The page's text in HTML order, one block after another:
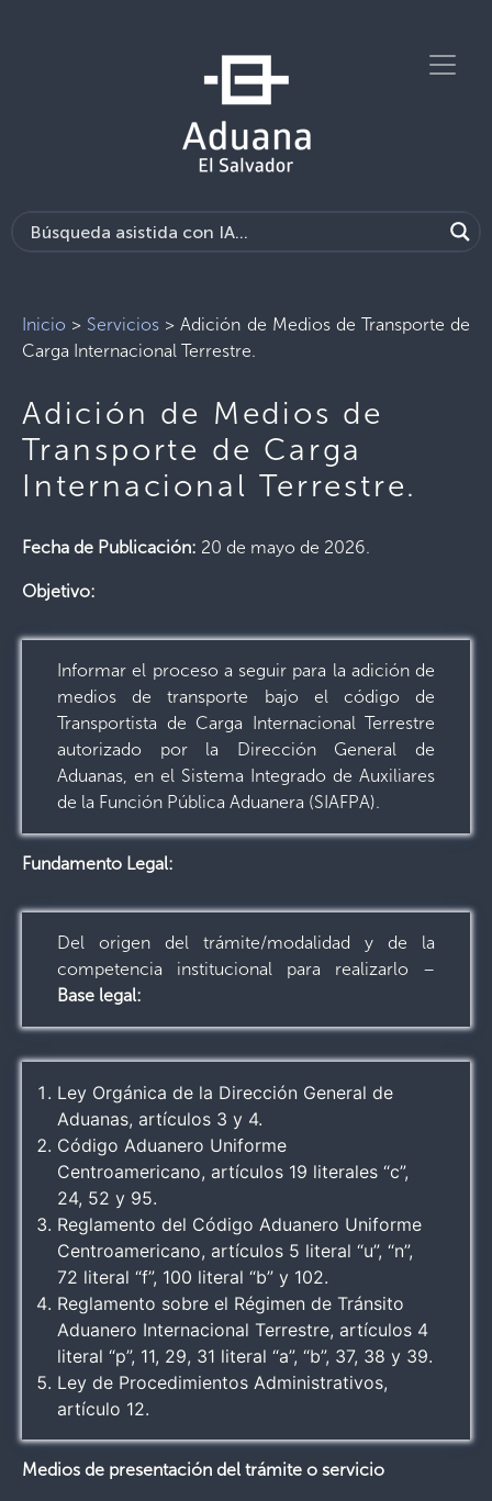
Inicio > Servicios >Adición de Medios de Transporte de
Carga Internacional Terrestre.
Adición de Medios de
Transporte de Carga
Internacional Terrestre.
Fecha de Publicación: 20 de mayo de 2026.
Objetivo:
Informar el proceso a seguir para la adición de
medios de transporte bajo el código de
Transportista de Carga Internacional Terrestre
autorizado por la Dirección General de
Aduanas, en el Sistema Integrado de Auxiliares
de la Función Pública Aduanera (SIAFPA).
Fundamento Legal:
Del origen del trámite/modalidad y de la
competencia institucional para realizarlo –
Base legal:
Ley Orgánica de la Dirección General de
Aduanas, artículos 3 y 4.
Código Aduanero Uniforme
Centroamericano, artículos 19 literales “c”,
24, 52 y 95.
Reglamento del Código Aduanero Uniforme
Centroamericano, artículos 5 literal “u”, “n”,
72 literal “f”, 100 literal “b” y 102.
Reglamento sobre el Régimen de Tránsito
Aduanero Internacional Terrestre, artículos 4
literal “p”, 11, 29, 31 literal “a”, “b”, 37, 38 y 39.
Ley de Procedimientos Administrativos,
artículo 12.
Medios de presentación del trámite o servicio